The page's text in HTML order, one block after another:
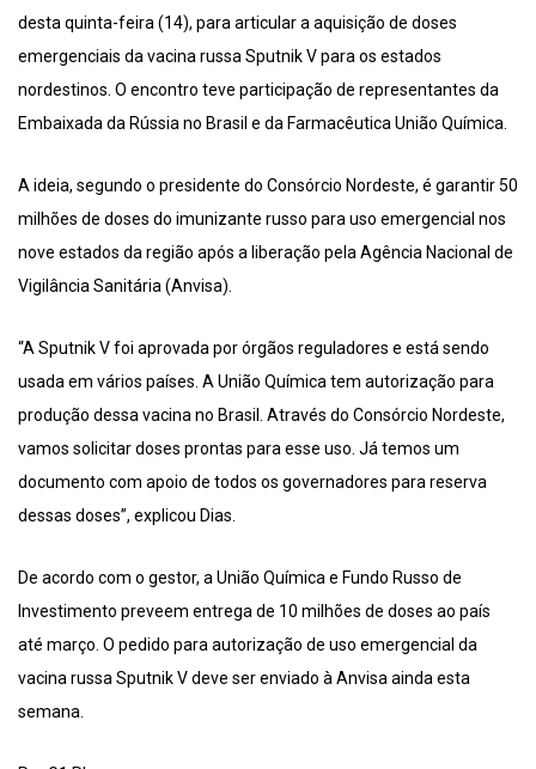
desta quinta-feira (14), para articular a aquisição de doses
emergenciais da vacina russa Sputnik V para os estados
nordestinos. O encontro teve participação de representantes da
Embaixada da Rússia no Brasil e da Farmacêutica União Química.
A ideia, segundo o presidente do Consórcio Nordeste, é garantir 50
milhões de doses do imunizante russo para uso emergencial nos
nove estados da região após a liberação pela Agência Nacional de
Vigilância Sanitária (Anvisa).
“A Sputnik V foi aprovada por órgãos reguladores e está sendo
usada em vários países. A União Química tem autorização para
produção dessa vacina no Brasil. Através do Consórcio Nordeste,
vamos solicitar doses prontas para esse uso. Já temos um
documento com apoio de todos os governadores para reserva
dessas doses”, explicou Dias.
De acordo com o gestor, a União Química e Fundo Russo de
Investimento preveem entrega de 10 milhões de doses ao país
até março. O pedido para autorização de uso emergencial da
vacina russa Sputnik V deve ser enviado à Anvisa ainda esta
semana.